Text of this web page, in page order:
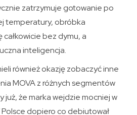
zatrzymuje gotowanie po
temperatury, obróbka
bez dymu, a
inteligencja.
również okazję zobaczyć inne
MOVA z różnych segmentów
już, że marka wejdzie mocniej w
dopiero co debiutował